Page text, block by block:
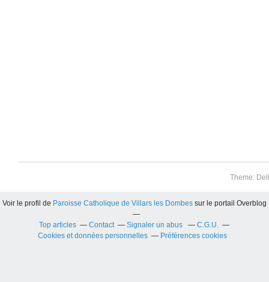
Theme:
Voir le profil de Paroisse Catholique de Villars les Dombes sur le portail Overblog
Top articles Contact Signaler un abus
C.G.U.
Cookies et données personnelles
Préférences cookies